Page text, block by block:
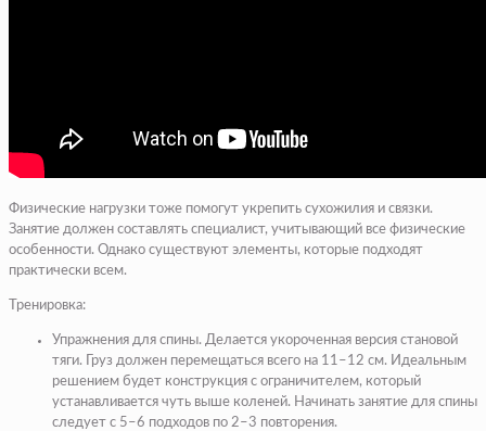
Физические нагрузки тоже помогут укрепить сухожилия и связки.
Занятие должен составлять специалист, учитывающий все физические
особенности. Однако существуют элементы, которые подходят
практически всем.
Тренировка:
Упражнения для спины. Делается укороченная версия становой
тяги. Груз должен перемещаться всего на 11–12 см. Идеальным
решением будет конструкция с ограничителем, который
устанавливается чуть выше коленей. Начинать занятие для спины
следует с 5–6 подходов по 2–3 повторения.